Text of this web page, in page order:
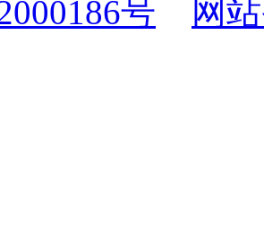
号
网